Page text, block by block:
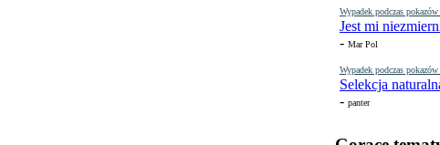
Wypadek podczas
Jest mi
- Mar Pol
Wypadek podczas
Selekcja
- panter